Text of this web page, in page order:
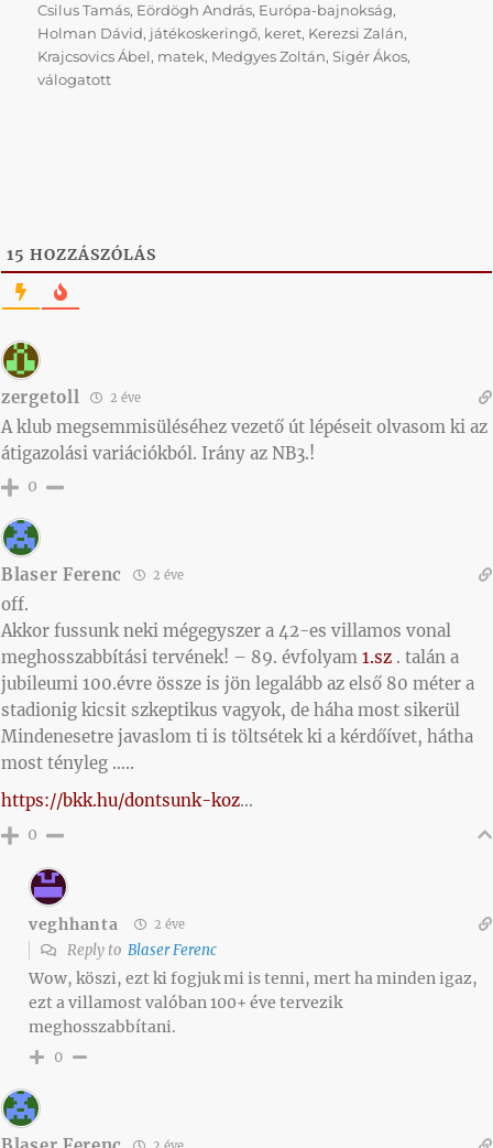
Csilus Tamás, Eördögh András, Európa-bajnokság,
Holman Dávid, játékoskeringő, keret, Kerezsi Zalán,
Krajcsovics Ábel, matek, Medgyes Zoltán,Sigér Ákos,
válogatott
15 HOZZÁSZÓLÁS
zergetoll 2 éve
A klub megsemmisüléséhez vezető út lépéseit olvasom ki az
átigazolási variációkból. Irány az NB3.!
0
Blaser Ferenc 2 éve
off.
Akkor fussunk neki mégegyszer a 42-es villamos vonal
meghosszabbítási tervének! – 89. évfolyam 1.sz . talán a
jubileumi 100.évre össze is jön legalább az első 80 méter a
stadionig kicsit szkeptikus vagyok, de háha most sikerül
Mindenesetre javaslom ti is töltsétek ki a kérdőívet, hátha
most tényleg …..
https://bkk.hu/dontsunk-koz…
0
veghhanta 2 éve
Reply to Blaser Ferenc
Wow, köszi, ezt ki fogjuk mi is tenni, mert ha minden igaz,
ezt a villamost valóban 100+ éve tervezik
meghosszabbítani.
0